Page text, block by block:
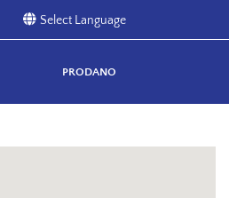
PRODANO